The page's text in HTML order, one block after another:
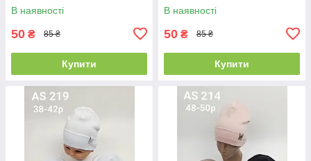
В наявності
50 ₴ 85 ₴
Купити
В наявності
50 ₴ 85 ₴
Купити